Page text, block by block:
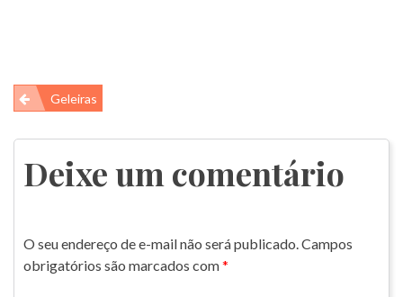
Navegação
de
Post
Geleiras
Deixe um comentário
O seu endereço de e-mail não será publicado.Campos
obrigatórios são marcados com*